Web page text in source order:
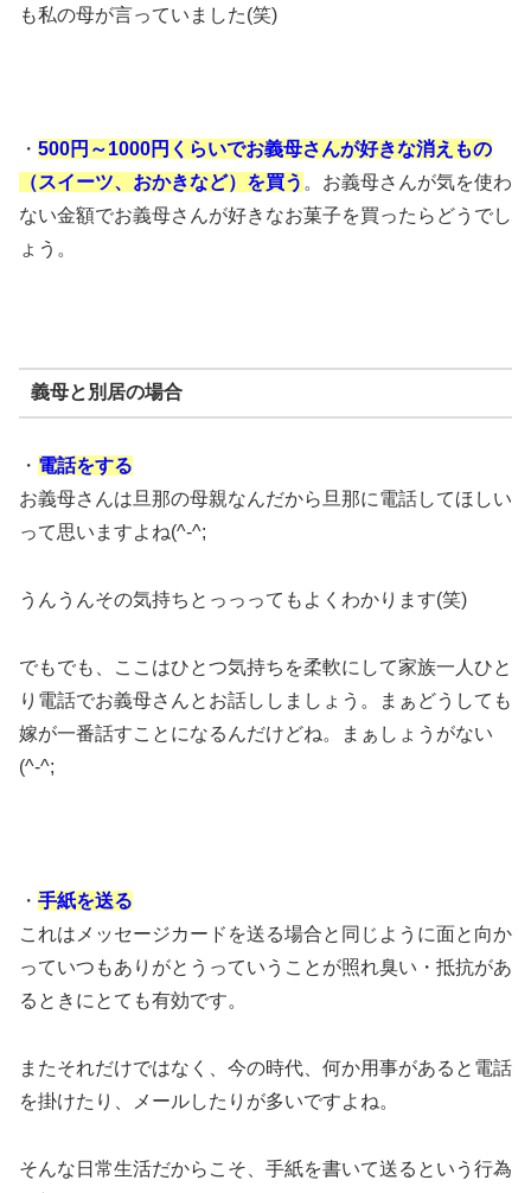
も私の母が言っていました(笑)
・ 500円～1000円くらいでお義母さんが好きな消えもの
（スイーツ、おかきなど）を買う 。お義母さんが気を使わ
ない金額でお義母さんが好きなお菓子を買ったらどうでし
ょう。
義母と別居の場合
・ 電話をする
お義母さんは旦那の母親なんだから旦那に電話してほしい
って思いますよね(^-^;
うんうんその気持ちとっっってもよくわかります(笑)
でもでも、ここはひとつ気持ちを柔軟にして家族一人ひと
り電話でお義母さんとお話ししましょう。まぁどうしても
嫁が一番話すことになるんだけどね。まぁしょうがない
(^-^;
・ 手紙を送る
これはメッセージカードを送る場合と同じように面と向か
っていつもありがとうっていうことが照れ臭い・抵抗があ
るときにとても有効です。
またそれだけではなく、今の時代、何か用事があると電話
を掛けたり、メールしたりが多いですよね。
そんな日常生活だからこそ、手紙を書いて送るという行為